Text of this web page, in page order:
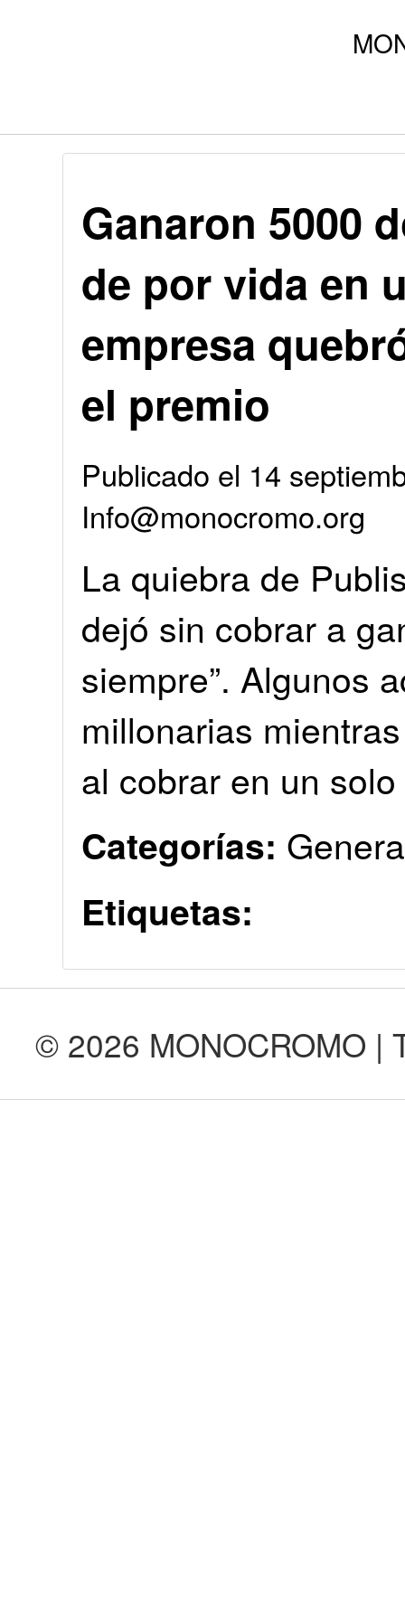
Ganaron 5000
de por vida en
empresa
el premio
Publicado el 14
Info@monocromo.org
La quiebra de
dejó sin cobrar a
siempre”. Algunos
millonarias
al cobrar en un
Categorías:
Etiquetas:
© 2026 MONOCROMO |